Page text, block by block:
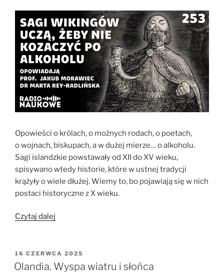
Opowieści o królach, o możnych rodach, o poetach,
o wojnach, biskupach, a w dużej mierze… o alkoholu.
Sagi islandzkie powstawały od XII do XV wieku,
spisywano wtedy historie, które w ustnej tradycji
krążyły o wiele dłużej. Wiemy to, bo pojawiają się w nich
postaci historyczne z X wieku.
Czytaj dalej
historie
bogów,
OPUBLIKOWANE
W
16 CZERWCA 2025
Olandia. Wyspa wiatru i słońca